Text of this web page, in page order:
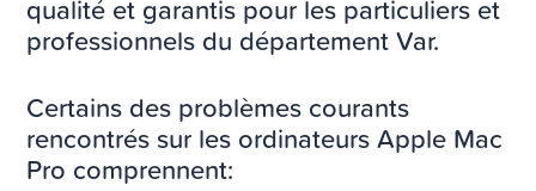
qualité et garantis pour les particuliers et
professionnels du département Var.
Certains des problèmes courants
rencontrés sur les ordinateurs Apple Mac
Pro comprennent: